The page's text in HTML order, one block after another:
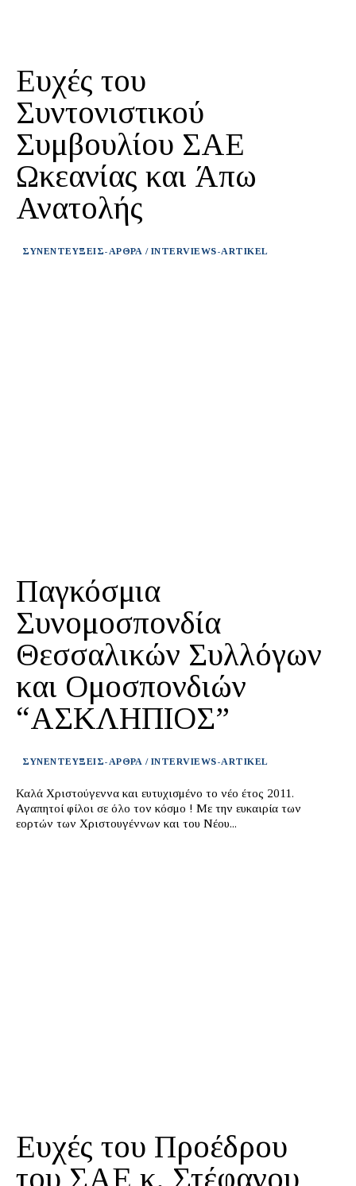
Ευχές του
Συντονιστικού
Συμβουλίου ΣΑΕ
Ωκεανίας και Άπω
Ανατολής
ΣΥΝΕΝΤΕΥΞΕΙΣ-ΑΡΘΡΑ / INTERVIEWS-ARTIKEL
Παγκόσμια
Συνομοσπονδία
Θεσσαλικών Συλλόγων
και Ομοσπονδιών
“ΑΣΚΛΗΠΙΟΣ”
ΣΥΝΕΝΤΕΥΞΕΙΣ-ΑΡΘΡΑ / INTERVIEWS-ARTIKEL
Καλά Χριστούγεννα και ευτυχισμένο το νέο έτος 2011.
Αγαπητοί φίλοι σε όλο τον κόσμο ! Με την ευκαιρία των
εορτών των Χριστουγέννων και του Νέου...
Ευχές του Προέδρου
του ΣΑΕ κ. Στέφανου